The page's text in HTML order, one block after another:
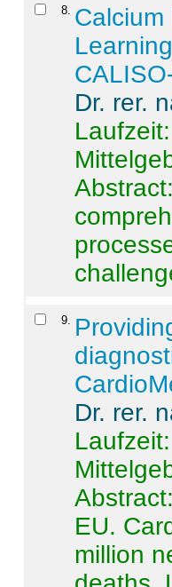
8
Dr. rer.
Abstract:
9
Dr. rer.
Abstract:
EU.
million